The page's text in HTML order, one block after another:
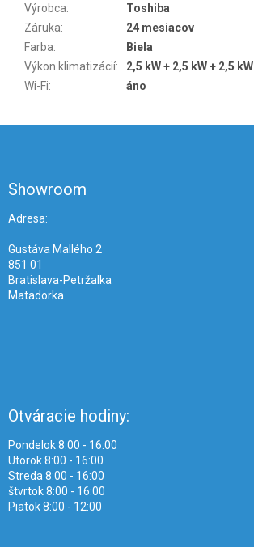
Výrobca:
Toshiba
Záruka:
24 mesiacov
Farba:
Biela
Výkon klimatizácií:
2,5 kW + 2,5 kW + 2,5 kW
Wi-Fi: áno
Showroom
Adresa:
Gustáva Mallého 2
851 01
Bratislava-Petržalka
Matadorka
Otváracie hodiny:
Pondelok 8:00 - 16:00
Utorok 8:00 - 16:00
Streda 8:00 - 16:00
štvrtok 8:00 - 16:00
Piatok 8:00 - 12:00